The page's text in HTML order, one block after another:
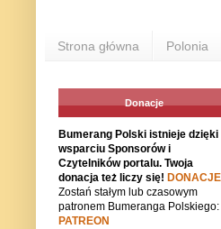
Strona główna Polonia
Donacje
Bumerang Polski istnieje dzięki
wsparciu Sponsorów i
Czytelników portalu. Twoja
donacja też liczy się! DONACJE
Zostań stałym lub czasowym
patronem Bumeranga Polskiego:
PATREON